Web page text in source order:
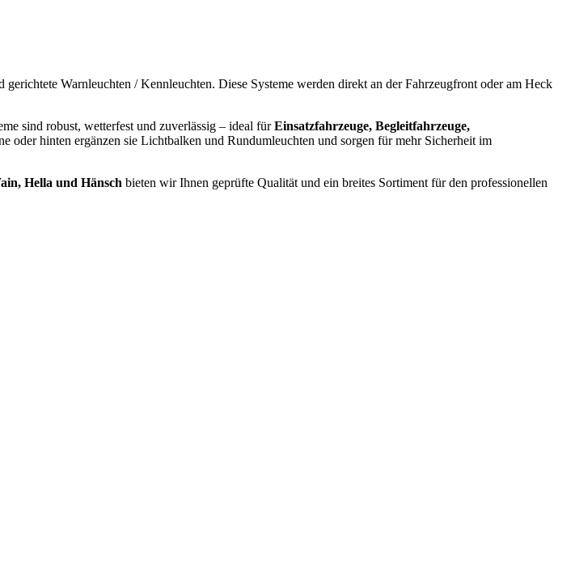
gerichtete Warnleuchten / Kennleuchten. Diese Systeme werden direkt an der Fahrzeugfront oder am Heck
sind robust, wetterfest und zuverlässig – ideal fürEinsatzfahrzeuge, Begleitfahrzeuge,
oder hinten ergänzen sie Lichtbalken und Rundumleuchten und sorgen für mehr Sicherheit im
Hella und Hänsch bieten wir Ihnen geprüfte Qualität und ein breites Sortiment für den professionellen